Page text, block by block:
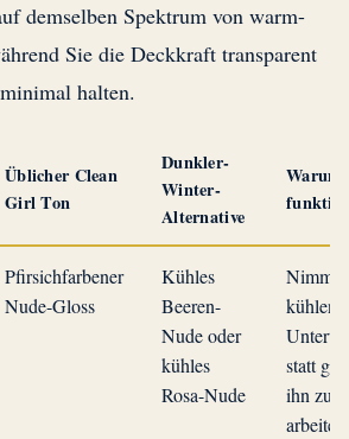
demselben Spektrum von warm-
Sie die Deckkraft transparent
halten.
Üblicher Clean
Girl Ton
Dunkler-
Winter-
Alternative
Warum
Pfirsichfarbener
Nude-Gloss
Kühles
Beeren-
Nude oder
kühles
Rosa-Nude
Nimmt
kühlen
statt
ihn zu
arbeiten